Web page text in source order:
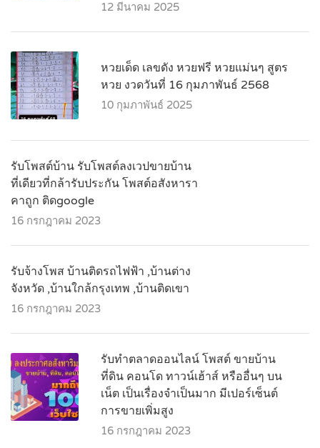
12 มีนาคม 2025
หวยเด็ด เลขดัง หวยฟรี หวยแม่นๆ สูตร
หวย งวดวันที่ 16 กุมภาพันธ์ 2568
10 กุมภาพันธ์ 2025
รับโพสต์บ้าน รับโพสต์ลงเวปขายบ้าน
ที่เดียวที่กล้ารับประกัน โพสต์อสังหารา
คาถูก ติดgoogle
16 กรกฎาคม 2023
รับจ้างโพส บ้านติดรถไฟฟ้า ,บ้านต่าง
จังหวัด ,บ้านใกล้กรุงเทพ ,บ้านติดเขา
16 กรกฎาคม 2023
รับทำตลาดออนไลน์ โพสต์ ขายบ้าน
ที่ดิน คอนโด ทาวน์เฮ้าส์ หรืออื่นๆ บน
เน็ต เป็นเรื่องจำเป็นมาก มีเปอร์เซ็นต์
การขายเพิ่มสูง
16 กรกฎาคม 2023